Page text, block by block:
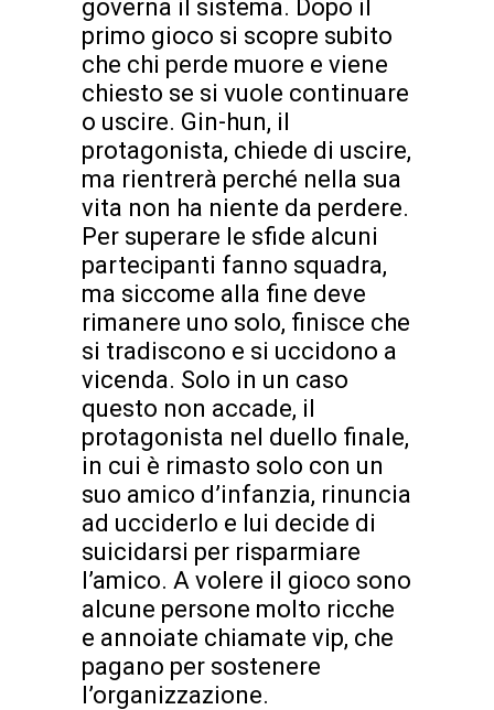
governa il sistema. Dopo il
primo gioco si scopre subito
che chi perde muore e viene
chiesto se si vuole continuare
o uscire. Gin-hun, il
protagonista, chiede di uscire,
ma rientrerà perché nella sua
vita non ha niente da perdere.
Per superare le sfide alcuni
partecipanti fanno squadra,
ma siccome alla fine deve
rimanere uno solo, finisce che
si tradiscono e si uccidono a
vicenda. Solo in un caso
questo non accade, il
protagonista nel duello finale,
in cui è rimasto solo con un
suo amico d’infanzia, rinuncia
ad ucciderlo e lui decide di
suicidarsi per risparmiare
l’amico. A volere il gioco sono
alcune persone molto ricche
e annoiate chiamate vip, che
pagano per sostenere
l’organizzazione.